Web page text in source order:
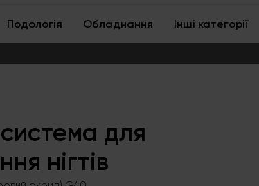
Подологія Обладнання Інші категорії
для
нігтів